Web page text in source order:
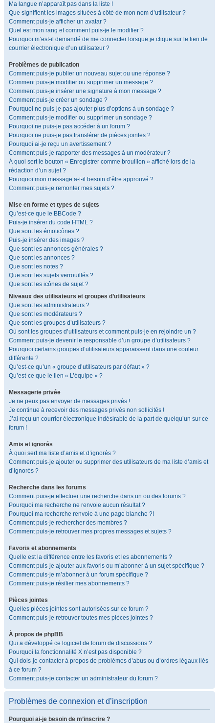
Ma langue n’apparaît pas dans la liste !
Que signifient les images situées à côté de mon nom d’utilisateur ?
Comment puis-je afficher un avatar ?
Quel est mon rang et comment puis-je le modifier ?
Pourquoi m’est-il demandé de me connecter lorsque je clique sur le lien de
courrier électronique d’un utilisateur ?
Problèmes de publication
Comment puis-je publier un nouveau sujet ou une réponse ?
Comment puis-je modifier ou supprimer un message ?
Comment puis-je insérer une signature à mon message ?
Comment puis-je créer un sondage ?
Pourquoi ne puis-je pas ajouter plus d’options à un sondage ?
Comment puis-je modifier ou supprimer un sondage ?
Pourquoi ne puis-je pas accéder à un forum ?
Pourquoi ne puis-je pas transférer de pièces jointes ?
Pourquoi ai-je reçu un avertissement ?
Comment puis-je rapporter des messages à un modérateur ?
À quoi sert le bouton « Enregistrer comme brouillon » affiché lors de la
rédaction d’un sujet ?
Pourquoi mon message a-t-il besoin d’être approuvé ?
Comment puis-je remonter mes sujets ?
Mise en forme et types de sujets
Qu’est-ce que le BBCode ?
Puis-je insérer du code HTML ?
Que sont les émoticônes ?
Puis-je insérer des images ?
Que sont les annonces générales ?
Que sont les annonces ?
Que sont les notes ?
Que sont les sujets verrouillés ?
Que sont les icônes de sujet ?
Niveaux des utilisateurs et groupes d’utilisateurs
Que sont les administrateurs ?
Que sont les modérateurs ?
Que sont les groupes d’utilisateurs ?
Où sont les groupes d’utilisateurs et comment puis-je en rejoindre un ?
Comment puis-je devenir le responsable d’un groupe d’utilisateurs ?
Pourquoi certains groupes d’utilisateurs apparaissent dans une couleur
différente ?
Qu’est-ce qu’un « groupe d’utilisateurs par défaut » ?
Qu’est-ce que le lien « L’équipe » ?
Messagerie privée
Je ne peux pas envoyer de messages privés !
Je continue à recevoir des messages privés non sollicités !
J’ai reçu un courrier électronique indésirable de la part de quelqu’un sur ce
forum !
Amis et ignorés
À quoi sert ma liste d’amis et d’ignorés ?
Comment puis-je ajouter ou supprimer des utilisateurs de ma liste d’amis et
d’ignorés ?
Recherche dans les forums
Comment puis-je effectuer une recherche dans un ou des forums ?
Pourquoi ma recherche ne renvoie aucun résultat ?
Pourquoi ma recherche renvoie à une page blanche ?!
Comment puis-je rechercher des membres ?
Comment puis-je retrouver mes propres messages et sujets ?
Favoris et abonnements
Quelle est la différence entre les favoris et les abonnements ?
Comment puis-je ajouter aux favoris ou m’abonner à un sujet spécifique ?
Comment puis-je m’abonner à un forum spécifique ?
Comment puis-je résilier mes abonnements ?
Pièces jointes
Quelles pièces jointes sont autorisées sur ce forum ?
Comment puis-je retrouver toutes mes pièces jointes ?
À propos de phpBB
Qui a développé ce logiciel de forum de discussions ?
Pourquoi la fonctionnalité X n’est pas disponible ?
Qui dois-je contacter à propos de problèmes d’abus ou d’ordres légaux liés
à ce forum ?
Comment puis-je contacter un administrateur du forum ?
Problèmes de connexion et d’inscription
Pourquoi ai-je besoin de m’inscrire ?